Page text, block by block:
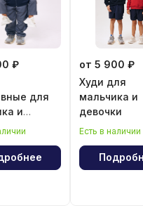
₽
для
и
от 5 900 ₽
Худи для
мальчика и
девочки
Есть в наличии